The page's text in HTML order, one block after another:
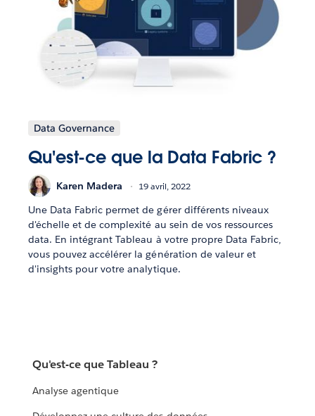
Data Governance
Qu'est-ce que la Data Fabric ?
Karen Madera 19 avril, 2022
Une Data Fabric permet de gérer différents niveaux
d'échelle et de complexité au sein de vos ressources
data. En intégrant Tableau à votre propre Data Fabric,
vous pouvez accélérer la génération de valeur et
d'insights pour votre analytique.
Qu'est-ce que Tableau ?
Analyse agentique